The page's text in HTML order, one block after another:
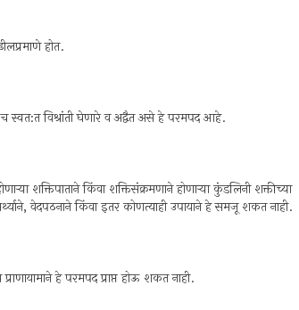
होत.
स्वत:त विश्रांती घेणारे व अद्वैत असे हे परमपद आहे.
शक्तिपाताने किंवा शक्तिसंक्रमणाने होणार्‍या कुंडलिनी शक्तीच्या
वेदपठनाने किंवा इतर कोणत्याही उपायाने हे समजू शकत नाही.
हे परमपद प्राप्त होऊ शकत नाही.